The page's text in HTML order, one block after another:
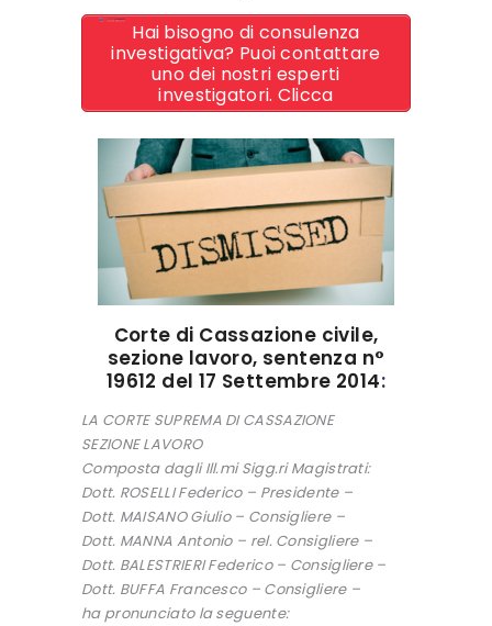
Hai bisogno di consulenza
investigativa? Puoi contattare
uno dei nostri esperti
investigatori. Clicca
Corte di Cassazione civile,
sezione lavoro, sentenza n°
19612 del 17 Settembre 2014:
LA CORTE SUPREMA DI CASSAZIONE
SEZIONE LAVORO
Composta dagli Ill.mi Sigg.ri Magistrati:
Dott. ROSELLI Federico – Presidente –
Dott. MAISANO Giulio – Consigliere –
Dott. MANNA Antonio – rel. Consigliere –
Dott. BALESTRIERI Federico – Consigliere –
Dott. BUFFA Francesco – Consigliere –
ha pronunciato la seguente: